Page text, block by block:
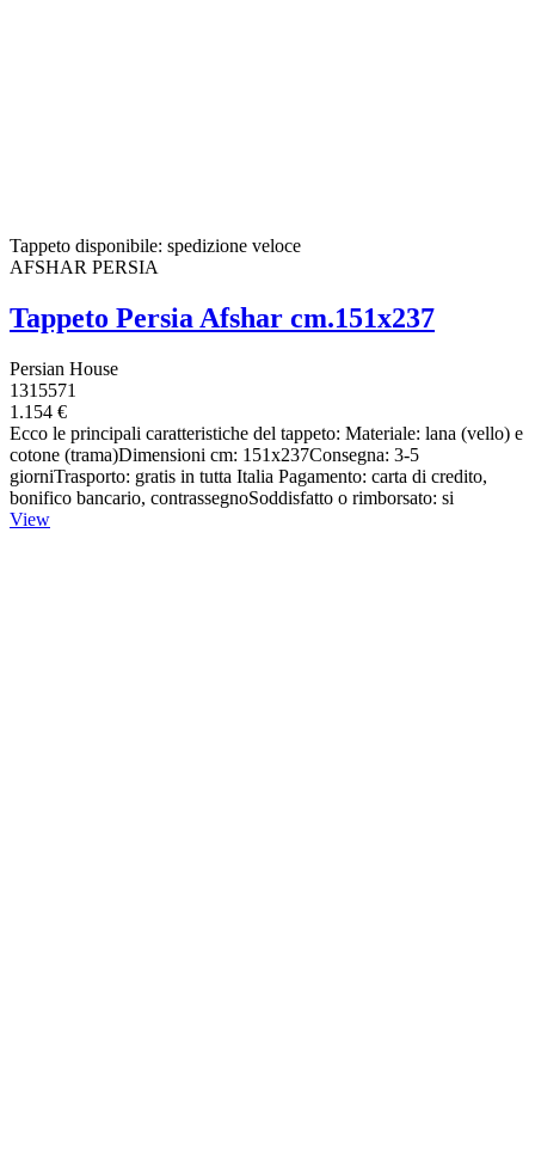
Tappeto disponibile: spedizione veloce
AFSHAR PERSIA
Tappeto Persia Afshar cm.151x237
Persian House
1315571
1.154 €
Ecco le principali caratteristiche del tappeto: Materiale: lana (vello) e
cotone (trama)Dimensioni cm: 151x237Consegna: 3-5
giorniTrasporto: gratis in tutta Italia Pagamento: carta di credito,
bonifico bancario, contrassegnoSoddisfatto o rimborsato: si
View